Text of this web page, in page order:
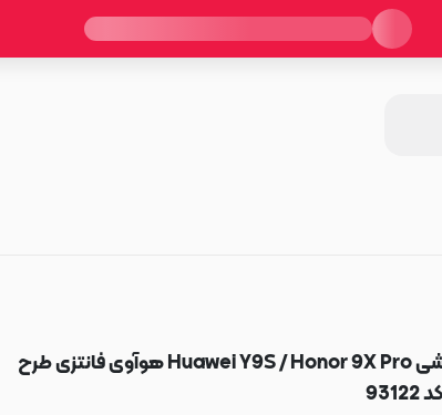
قاب گوشی Huawei Y9S / Honor 9X Pro هوآوی فانتزی طرح